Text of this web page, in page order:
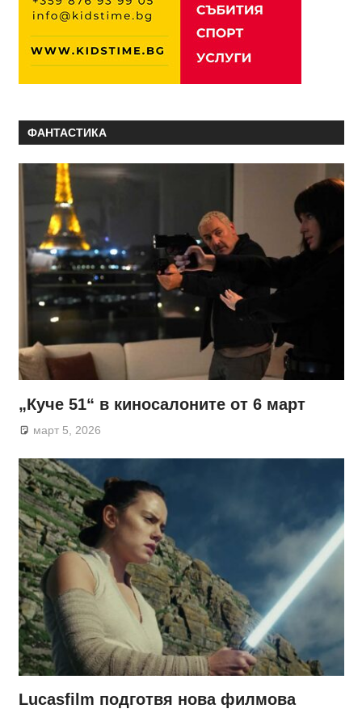
ФАНТАСТИКА
„Куче 51“ в киносалоните от 6 март
март 5, 2026
Lucasfilm подготвя нова филмова